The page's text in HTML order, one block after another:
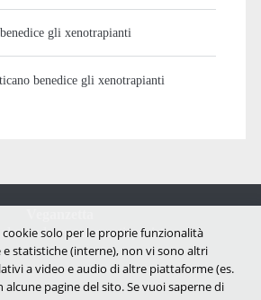
gli xenotrapianti
benedice gli xenotrapianti
mondo vegan e antispecista
solo per le proprie funzionalità
statistiche (interne), non vi sono altri
a video e audio di altre piattaforme (es.
pagine del sito. Se vuoi saperne di